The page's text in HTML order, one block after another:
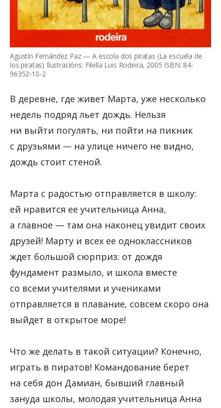
Agustín Fernández Paz — A escola dos piratas (La escuela de
los piratas) Ilustracións: Filella Luis Rodeira, 2005 ISBN: 84-
96352-10-2
В деревне, где живет Марта, уже несколько
недель подряд льет дождь. Нельзя
ни выйти погулять, ни пойти на пикник
с друзьями — на улице ничего не видно,
дождь стоит стеной.
Марта с радостью отправляется в школу:
ей нравится ее учительница Анна,
а главное — там она наконец увидит своих
друзей! Марту и всех ее одноклассников
ждет большой сюрприз: от дождя
фундамент размыло, и школа вместе
со всеми учителями и учениками
отправляется в плавание, совсем скоро она
выйдет в открытое море!
Что же делать в такой ситуации? Конечно,
играть в пиратов! Командование берет
на себя дон Дамиан, бывший главный
зануда школы, молодая учительница Анна